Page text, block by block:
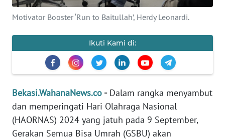
Motivator Booster ‘Run to Baitullah’, Herdy Leonardi.
Ikuti Kami di:
Bekasi.WahanaNews.co -Dalam rangka menyambut
dan memperingati Hari Olahraga Nasional
(HAORNAS) 2024 yang jatuh pada 9 September,
Gerakan Semua Bisa Umrah (GSBU) akan
IKLAN
TENTANG
PEDOMAN
SIBER
REDAKSI